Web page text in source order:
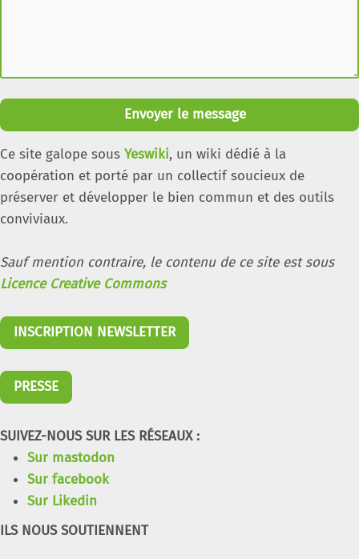
Envoyer le message
Ce site galope sous Yeswiki, un wiki dédié à la
coopération et porté par un collectif soucieux de
préserver et développer le bien commun et des outils
conviviaux.
Sauf mention contraire, le contenu de ce site est sous
Licence Creative Commons
INSCRIPTION NEWSLETTER
PRESSE
SUIVEZ-NOUS SUR LES RÉSEAUX :
Sur mastodon
Sur facebook
Sur Likedin
ILS NOUS SOUTIENNENT